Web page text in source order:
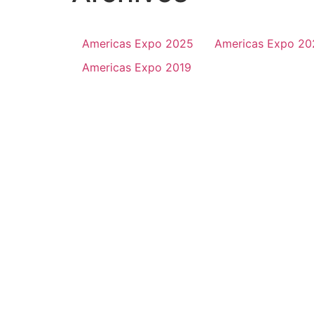
Americas Expo 2025 Americas Expo
Americas Expo 2019